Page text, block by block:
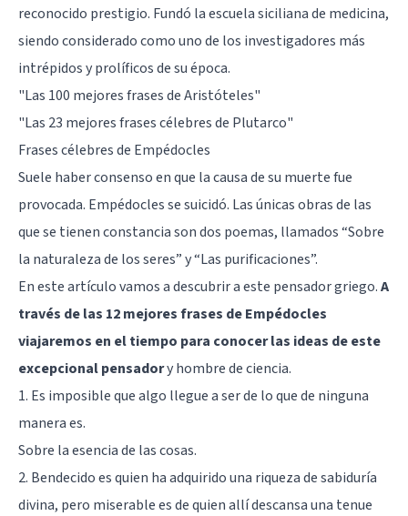
reconocido prestigio. Fundó la escuela siciliana de medicina,
siendo considerado como uno de los investigadores más
intrépidos y prolíficos de su época.
"Las 100 mejores frases de Aristóteles"
"Las 23 mejores frases célebres de Plutarco"
Frases célebres de Empédocles
Suele haber consenso en que la causa de su muerte fue
provocada. Empédocles se suicidó. Las únicas obras de las
que se tienen constancia son dos poemas, llamados “Sobre
la naturaleza de los seres” y “Las purificaciones”.
En este artículo vamos a descubrir a este pensador griego.A
través de las 12 mejores frases de Empédocles
viajaremos en el tiempo para conocer las ideas de este
excepcional pensadory hombre de ciencia.
1. Es imposible que algo llegue a ser de lo que de ninguna
manera es.
Sobre la esencia de las cosas.
2. Bendecido es quien ha adquirido una riqueza de sabiduría
divina, pero miserable es de quien allí descansa una tenue